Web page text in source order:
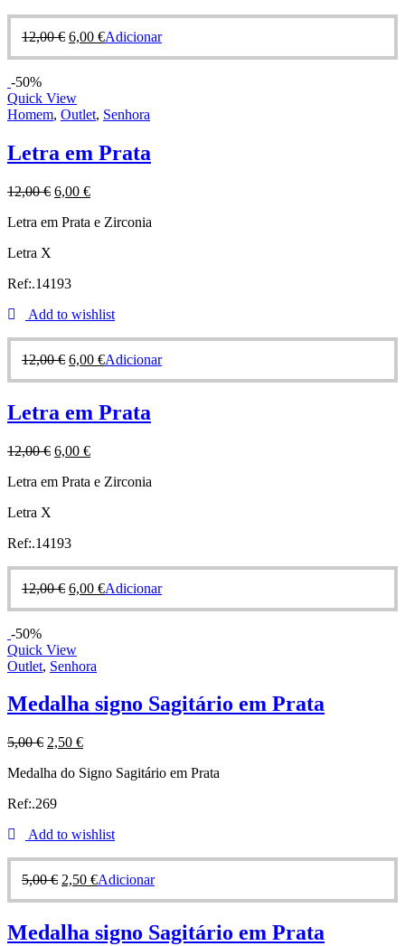
12,00€ 6,00 €Adicionar
-50%
Quick View
Homem, Outlet, Senhora
Letra em Prata
12,00€ 6,00 €
Letra em Prata e Zirconia
Letra X
Ref:.14193
Add to wishlist
12,00€ 6,00 €Adicionar
Letra em Prata
12,00€ 6,00 €
Letra em Prata e Zirconia
Letra X
Ref:.14193
12,00€ 6,00 €Adicionar
-50%
Quick View
Outlet, Senhora
Medalha signo Sagitário em Prata
5,00€ 2,50 €
Medalha do Signo Sagitário em Prata
Ref:.269
Add to wishlist
5,00€ 2,50 €Adicionar
Medalha signo Sagitário em Prata